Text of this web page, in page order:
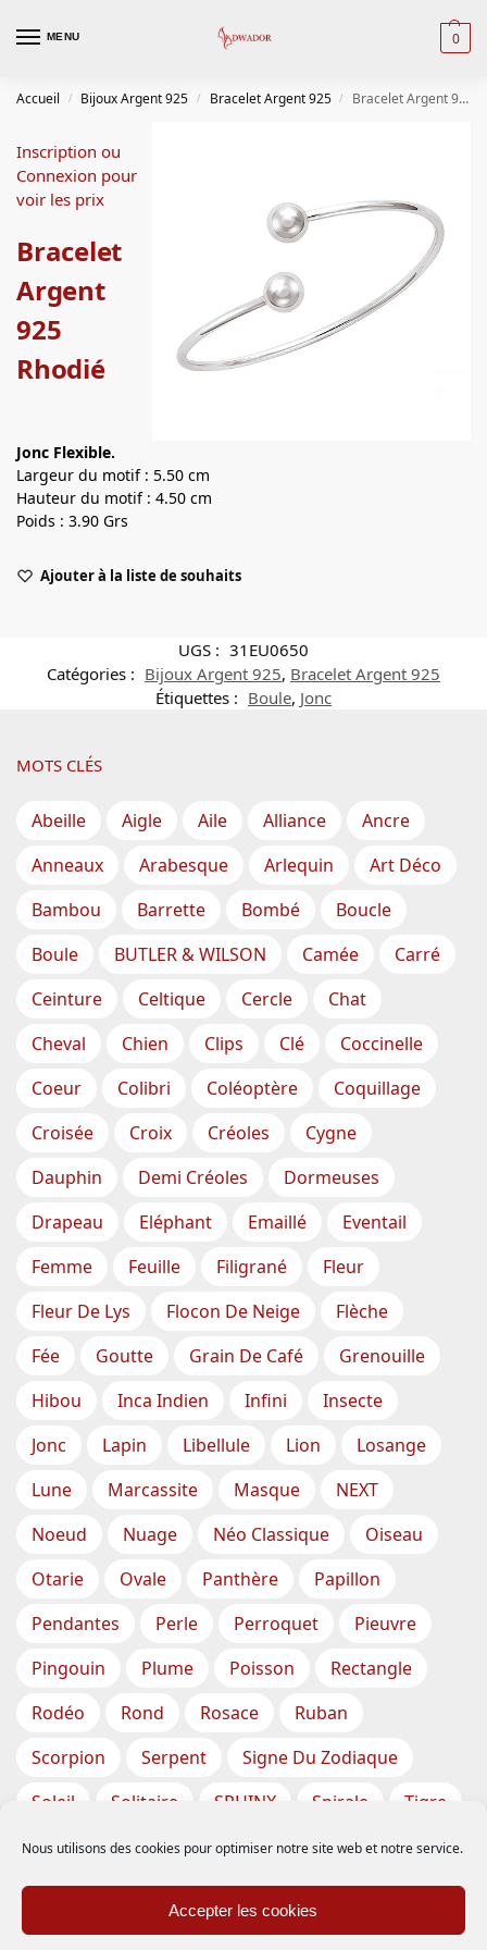
Nous utilisons des cookies pour optimiser notre site web et notre service.
Accepter les cookies
MENU 0
Accueil / Bijoux Argent 925 / Bracelet Argent 925 / Bracelet Argent 925 Rhodié
Inscription ou
Connexion pour
voir les prix
Bracelet
Argent
925
Rhodié
Jonc Flexible.
Largeur du motif : 5.50 cm
Hauteur du motif : 4.50 cm
Poids : 3.90 Grs
Ajouter à la liste de souhaits
UGS : 31EU0650
Catégories : Bijoux Argent 925, Bracelet Argent 925
Étiquettes : Boule, Jonc
MOTS CLÉS
Abeille Aigle Aile Alliance
Ancre
Anneaux
Arabesque Arlequin
Art Déco
Bambou
Barrette Bombé
Boucle
Boule
BUTLER & WILSON Camée
Carré
Ceinture
Celtique Cercle
Chat
Cheval
Chien Clips Clé
Coccinelle
Coeur
Colibri Coléoptère
Coquillage
Croisée
Croix Créoles
Cygne
Dauphin
Demi Créoles
Dormeuses
Drapeau
Eléphant Emaillé
Eventail
Femme
Feuille Filigrané
Fleur
Fleur De Lys
Flocon De Neige
Flèche
Fée
Goutte Grain De Café
Grenouille
Hibou
Inca Indien Infini
Insecte
Jonc
Lapin Libellule Lion
Losange
Lune
Marcassite Masque
NEXT
Noeud
Nuage Néo Classique
Oiseau
Otarie
Ovale Panthère
Papillon
Pendantes
Perle Perroquet
Pieuvre
Pingouin
Plume Poisson
Rectangle
Rodéo
Rond Rosace
Ruban
Scorpion
Serpent
Signe Du Zodiaque
Soleil
Solitaire SPHINX Spirale
Tigre
Torsade
Tortue Train
Tresse
Triangle
Trèfle Tête Vase
Étoile
Étoiles De Mer